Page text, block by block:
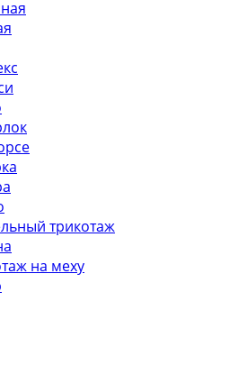
трикотаж
на меху